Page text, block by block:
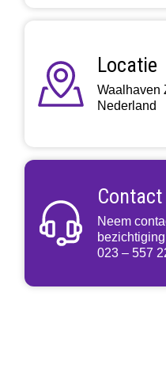
Locatie
Waalhaven
Nederland
Contact
Neem
bezichtiging
023 – 557